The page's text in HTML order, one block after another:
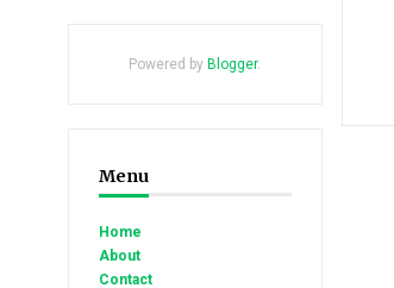
Powered by Blogger.
Menu
Home
About
Contact